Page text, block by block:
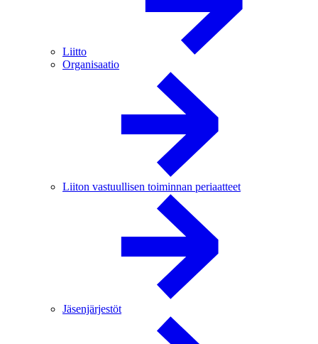
Liitto
Organisaatio
Liiton vastuullisen toiminnan periaatteet
Jäsenjärjestöt